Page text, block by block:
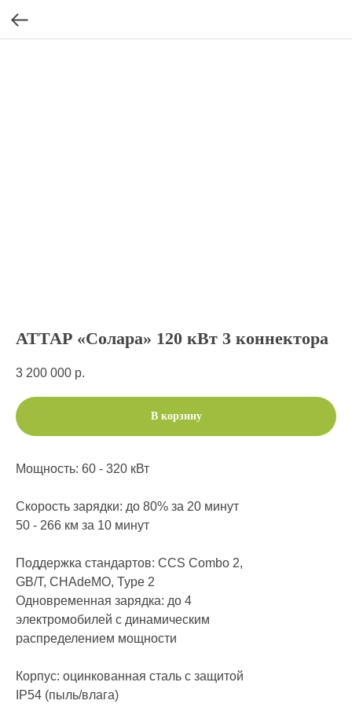
АТТАР «Солара» 120 кВт 3 коннектора
3 200 000 р.
В корзину
Мощность: 60 - 320 кВт
Скорость зарядки: до 80% за 20 минут
50 - 266 км за 10 минут
Поддержка стандартов: CCS Combo 2,
GB/T, CHAdeMO, Type 2
Одновременная зарядка: до 4
электромобилей с динамическим
распределением мощности
Корпус: оцинкованная сталь с защитой
IP54 (пыль/влага)